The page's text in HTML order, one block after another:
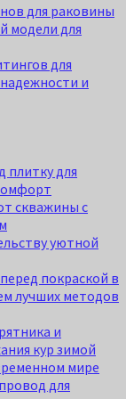
для раковины
модели для
для
и
плитку для
скважины с
уютной
покраской в
лучших методов
и
кур зимой
мире
для